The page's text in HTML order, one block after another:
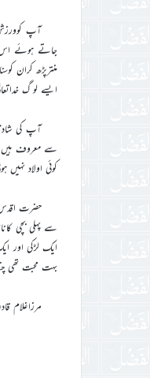
آپ کوورزش
جاتے ہوئے اس
منترپڑھ کران
ایسے لو گ
آپ کی شادی
سے معروف
کوئی اولاد
حضرت اقدس
سے پہلی بچی
ایک لڑکی اور
بہت محبت تھی
مرزاغلام قادرصاحب کی